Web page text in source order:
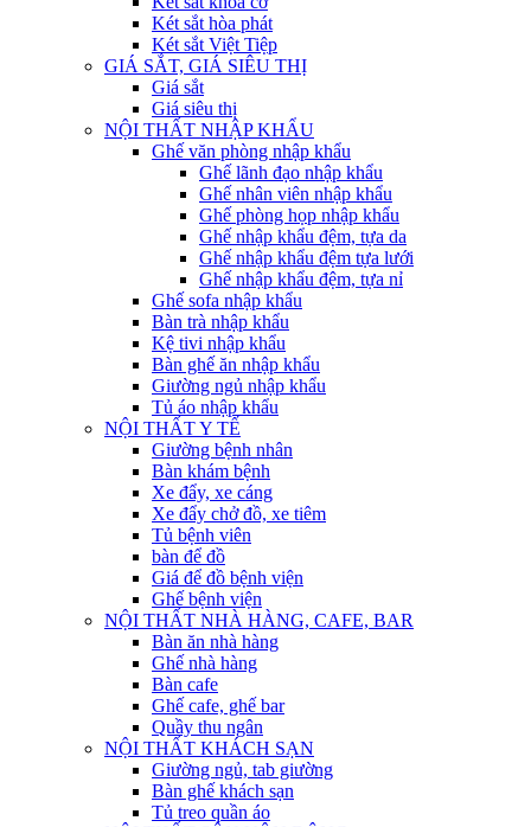
Két sắt hòa phát
Két sắt Việt Tiệp
GIÁ SẮT, GIÁ SIÊU THỊ
Giá sắt
Giá siêu thị
NỘI THẤT NHẬP KHẨU
Ghế văn phòng nhập khẩu
Ghế lãnh đạo nhập khẩu
Ghế nhân viên nhập khẩu
Ghế phòng họp nhập khẩu
Ghế nhập khẩu đệm, tựa da
Ghế nhập khẩu đệm tựa lưới
Ghế nhập khẩu đệm, tựa nỉ
Ghế sofa nhập khẩu
Bàn trà nhập khẩu
Kệ tivi nhập khẩu
Bàn ghế ăn nhập khẩu
Giường ngủ nhập khẩu
Tủ áo nhập khẩu
NỘI THẤT Y TẾ
Giường bệnh nhân
Bàn khám bệnh
Xe đẩy, xe cáng
Xe đẩy chở đồ, xe tiêm
Tủ bệnh viên
bàn để đồ
Giá để đồ bệnh viện
Ghế bệnh viện
NỘI THẤT NHÀ HÀNG, CAFE, BAR
Bàn ăn nhà hàng
Ghế nhà hàng
Bàn cafe
Ghế cafe, ghế bar
Quầy thu ngân
NỘI THẤT KHÁCH SẠN
Giường ngủ, tab giường
Bàn ghế khách sạn
Tủ treo quần áo